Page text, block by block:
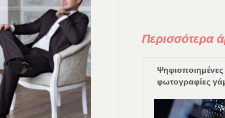
Περισσότερα
Ψηφιοποιημένες
φωτογραφίες